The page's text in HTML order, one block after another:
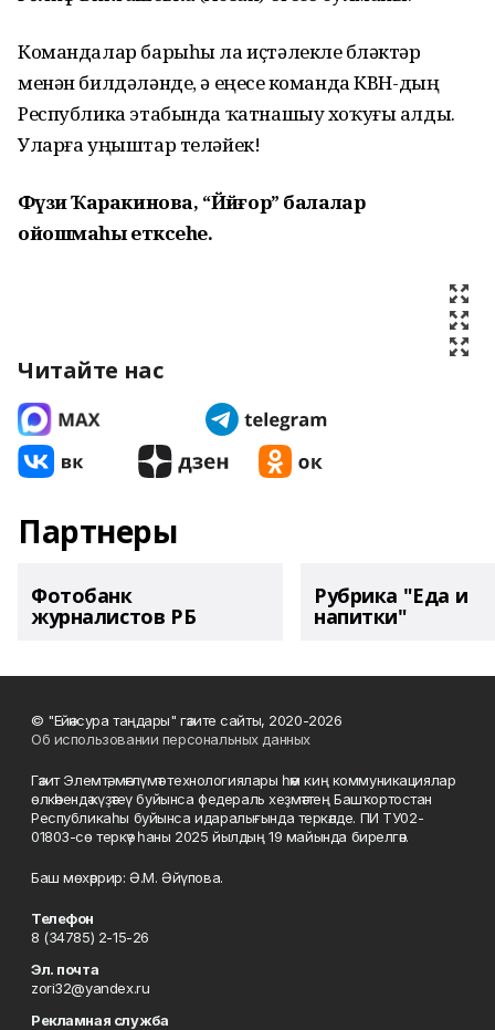
Командалар барыһы ла иҫтәлекле бүләктәр
менән билдәләнде, ә еңеүсе команда КВН-дың
Республика этабында ҡатнашыу хоҡуғы алды.
Уларға уңыштар теләйек!
Фәүзиә Ҡаракинова, “Йәйғор” балалар
ойошмаһы етәксеһе.
Читайте нас
Партнеры
Фотобанк
журналистов РБ
Рубрика "Еда и
напитки"
© "Ейәнсура таңдары" гәзите сайты, 2020-2026
Об использовании персональных данных
Гәзит Элемтә, мәғлүмәт технологиялары һәм киң коммуникациялар
өлкәһендә күҙәтеү буйынса федераль хеҙмәттең Башҡортостан
Республикаһы буйынса идаралығында теркәлде. ПИ ТУ02-
01803-сө теркәү һаны 2025 йылдың 19 майында бирелгән.
Баш мөхәррир: Ә.М. Әйүпова.
Телефон
8 (34785) 2-15-26
Эл. почта
zori32@yandex.ru
Рекламная служба